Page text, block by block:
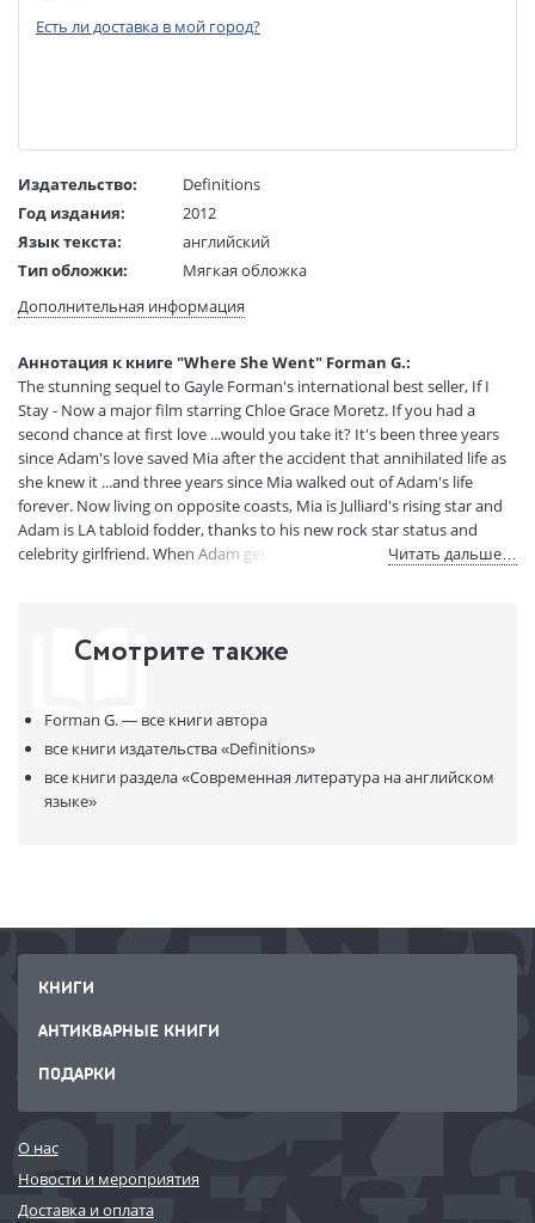
Есть ли доставка в мой город?
Издательство:
Definitions
Год издания:
2012
Язык текста:
английский
Тип обложки:
Мягкая обложка
Формат:
130х195 мм
Вес:
225 гр.
Страниц:
288
Код товара:
50008077
Артикул:
292705
ISBN:
9781849414289
В продаже с:
08.08.2020
Дополнительная информация
Аннотация к книге "Where She Went" Forman G.:
The stunning sequel to Gayle Forman's international best seller, If I
Stay - Now a major film starring Chloe Grace Moretz. If you had a
second chance at first love ...would you take it? It's been three years
since Adam's love saved Mia after the accident that annihilated life as
she knew it ...and three years since Mia walked out of Adam's life
forever. Now living on opposite coasts, Mia is Julliard's rising star and
Adam is LA tabloid fodder, thanks to his new rock star status and
celebrity girlfriend. When Adam gets stuck in New York by himself,
from Adam's point of view in the spare, powerful prose that defined If
I Stay, Where She Went explores the devastation of grief, the promise
Читать дальше…
Смотрите также
Forman G. — все книги автора
все книги издательства«Definitions»
все книги раздела«Современная литература на английском
языке»
КНИГИ
АНТИКВАРНЫЕ КНИГИ
ПОДАРКИ
О нас
Новости и мероприятия
Доставка и оплата